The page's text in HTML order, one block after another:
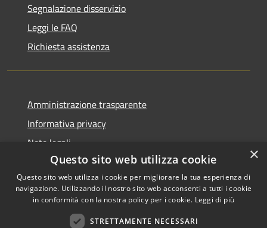
Segnalazione disservizio
Leggi le FAQ
Richiesta assistenza
Amministrazione trasparente
Informativa privacy
Note legali
Dichiarazione di accessibilità
Copyright © 2026 • Comune di
×
Questo sito web utilizza cookie
Questo sito web utilizza i cookie per migliorare la tua esperienza di
navigazione. Utilizzando il nostro sito web acconsenti a tutti i cookie
in conformità con la nostra policy per i cookie. Leggi di più
STRETTAMENTE NECESSARI